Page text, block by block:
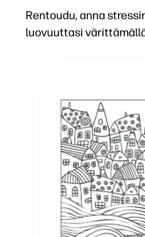
Rentoudu, anna
luovuuttasi
Huomaavaiset
Monipuolinen
Kannettava,